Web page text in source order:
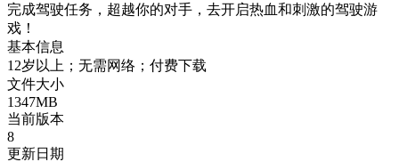
完成驾驶任务，超越你的对手，去开启热血和刺激的驾驶游
戏！
基本信息
12岁以上；无需网络；付费下载
文件大小
1347MB
当前版本
8
更新日期